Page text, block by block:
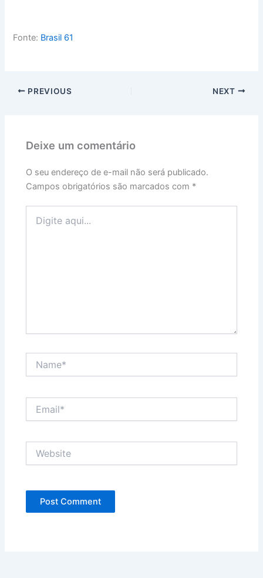
Fonte: Brasil 61
PREVIOUS NEXT
Deixe um comentário
O seu endereço de e-mail não será publicado.
Campos obrigatórios são marcados com *
aqui...